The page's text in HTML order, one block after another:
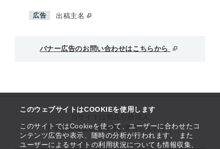
このウェブサイトはCOOKIEを使用します
このサイトではCookieを使って、ユーザーに合わせたコ
ンテンツ広告や表示、随時の分析が行われます。 また
ユーザーによるサイトの利用状況についても情報収集、
広告 出稿主名
バナー広告のお問い合わせはこちらから
中小企業基盤整備機構が運営しています